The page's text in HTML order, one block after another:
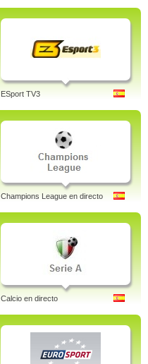
ESport TV3
Champions League en directo
Calcio en directo